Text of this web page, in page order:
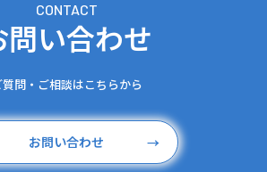
CONTACT
問い合わせ
質問‧ご相談はこちらから
お問い合わせ →